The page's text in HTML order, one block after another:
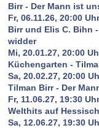
Birr - Der Mann ist
Fr, 06.11.26, 20:00
Birr und Elis C. Bihn
widder
Mi, 20.01.27, 20:00
Küchengarten -
Sa, 20.02.27, 20:00
Tilman Birr - Der
Fr, 11.06.27, 19:30
Welthits auf
Sa, 12.06.27, 19:30